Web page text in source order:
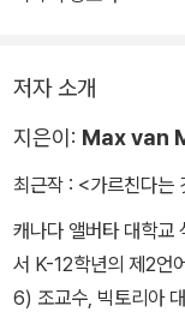
이 이야기를 하는 이유
으로 자료를 수집하고
는 사람’이다. 즉 보존
보호하는 방식으로 자
지는 사람이 진정으로
을 줄 아는 사람, 즉 불
저자 소개
지은이: Max van
최근작 : <가르친다는
캐나다 앨버타 대학교
서 K-12학년의 제2언
6) 조교수, 빅토리아